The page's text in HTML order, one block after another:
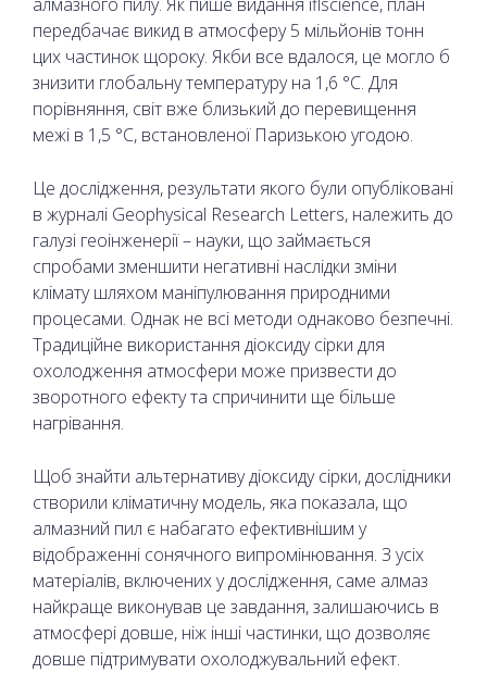
передбачає викид в атмосферу 5 мільйонів тонн
цих частинок щороку. Якби все вдалося, це могло б
знизити глобальну температуру на 1,6 °C. Для
порівняння, світ вже близький до перевищення
межі в 1,5 °C, встановленої Паризькою угодою.
Це дослідження, результати якого були опубліковані
в журналі Geophysical Research Letters, належить до
галузі геоінженерії – науки, що займається
спробами зменшити негативні наслідки зміни
клімату шляхом маніпулювання природними
процесами. Однак не всі методи однаково безпечні.
Традиційне використання діоксиду сірки для
охолодження атмосфери може призвести до
зворотного ефекту та спричинити ще більше
нагрівання.
Щоб знайти альтернативу діоксиду сірки, дослідники
створили кліматичну модель, яка показала, що
алмазний пил є набагато ефективнішим у
відображенні сонячного випромінювання. З усіх
матеріалів, включених у дослідження, саме алмаз
найкраще виконував це завдання, залишаючись в
атмосфері довше, ніж інші частинки, що дозволяє
довше підтримувати охолоджувальний ефект.